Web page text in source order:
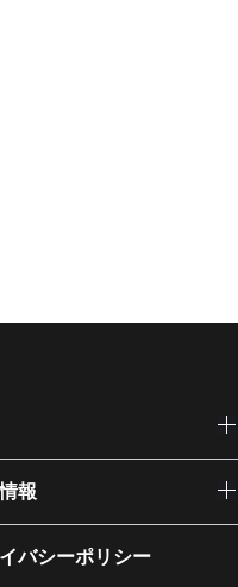
報
バシーポリシー